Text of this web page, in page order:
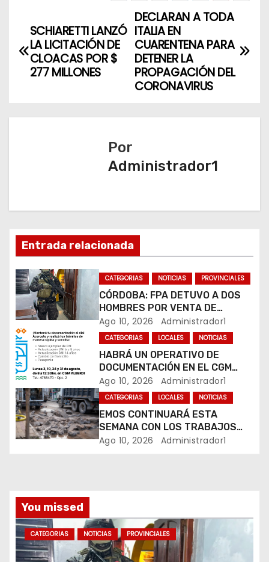
N
a
g
n
d
e
e
n
t
r
a
s
DECLARAN A TODA
ITALIA EN
CUARENTENA PARA
DETENER LA
PROPAGACIÓN DEL
CORONAVIRUS
SCHIARETTI LANZÓ
LA LICITACIÓN DE
CLOACAS POR $
277 MILLONES
Por
Administrador1
Entrada relacionada
CATEGORIAS NOTICIAS PROVINCIALES
CÓRDOBA: FPA DETUVO A DOS
HOMBRES POR VENTA DE
DROGAS EN TRES BARRIOS DE
LA CAPITAL
Ago 10, 2026 Administrador1
CATEGORIAS LOCALES NOTICIAS
HABRÁ UN OPERATIVO DE
DOCUMENTACIÓN EN EL CGM
ALBERDI
Ago 10, 2026 Administrador1
CATEGORIAS LOCALES NOTICIAS
EMOS CONTINUARÁ ESTA
SEMANA CON LOS TRABAJOS
SOBRE CALLE ALVEAR
Ago 10, 2026 Administrador1
You missed
CATEGORIAS NOTICIAS PROVINCIALES